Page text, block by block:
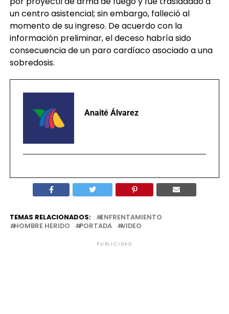
Elpresunto responsable también sufrió heridas
por proyectil de arma de fuego y fue trasladado a
un centro asistencial; sin embargo, falleció al
momento de su ingreso. De acuerdo con la
información preliminar, el deceso habría sido
consecuencia de un paro cardíaco asociado a una
sobredosis.
PORTADA VIDEO